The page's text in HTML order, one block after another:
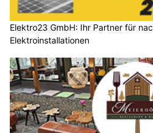
Elektro23 GmbH: Ihr Partner für
Elektroinstallationen